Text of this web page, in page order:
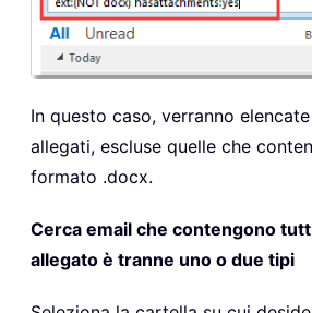
In questo caso, verranno
allegati, escluse quelle che
formato .docx.
Cerca email che contengono
allegato è tranne uno o due tipi